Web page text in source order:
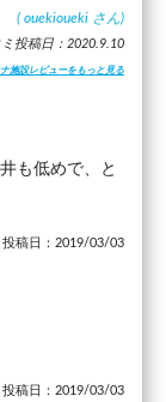
( ouekioueki さん)
投稿日：2020.9.10
施設レビューをもっと見る
も低めで、と
投稿日：2019/03/03
投稿日：2019/03/03